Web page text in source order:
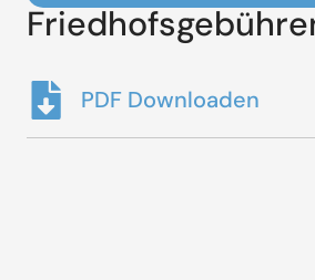
PDF Downloaden